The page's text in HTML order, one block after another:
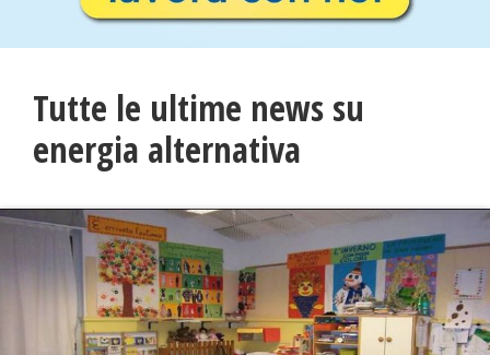
Tutte le ultime news su
energia alternativa